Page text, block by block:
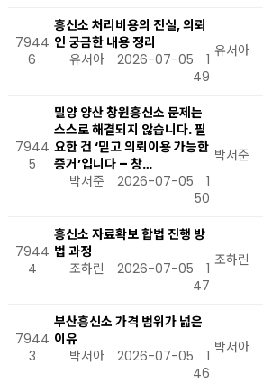
7944
6
흥신소 처리비용의 진실, 의뢰
인 궁금한 내용 정리
유서아
2026-07-05
1
49
유서아
7944
5
밀양 양산 창원흥신소 문제는
스스로 해결되지 않습니다. 필
요한 건 ‘믿고 의뢰이용 가능한
증거’입니다 – 창…
박서준
2026-07-05
1
50
박서준
7944
4
흥신소 자료확보 합법 진행 방
법 과정
조하린
2026-07-05
1
47
조하린
7944
3
부산흥신소 가격 범위가 넓은
이유
박서아
2026-07-05
1
46
박서아